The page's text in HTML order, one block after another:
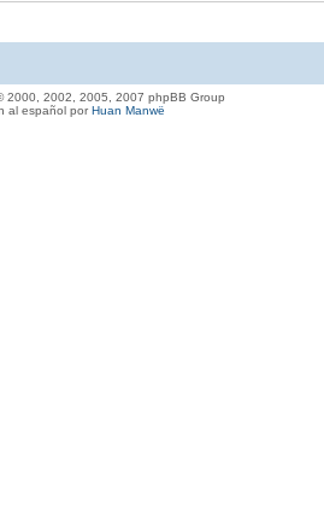
2000, 2002, 2005, 2007 phpBB Group
al español porHuan Manwë